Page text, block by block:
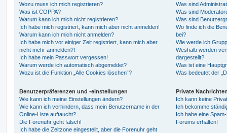
Wozu muss ich mich registrieren?
Was ist COPPA?
Warum kann ich mich nicht registrieren?
Ich habe mich registriert, kann mich aber nicht anmelden!
Warum kann ich mich nicht anmelden?
Ich habe mich vor einiger Zeit registriert, kann mich aber
nicht mehr anmelden?!
Ich habe mein Passwort vergessen!
Warum werde ich automatisch abgemeldet?
Wozu ist die Funktion „Alle Cookies löschen“?
Benutzerpräferenzen und -einstellungen
Wie kann ich meine Einstellungen ändern?
Wie kann ich verhindern, dass mein Benutzername in der
Online-Liste auftaucht?
Die Forenuhr geht falsch!
Ich habe die Zeitzone eingestellt, aber die Forenuhr geht
Was sind
Was sind
Was sind
Wo finde ich die
bei?
Wie werde ich
Weshalb werden
dargestellt?
Was ist eine
Was bedeutet der
Private
Ich kann keine
Ich bekomme
Ich habe eine
Forums erhalten!